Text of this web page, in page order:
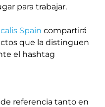
para trabajar.
Spain compartirá
que la distinguen
el hashtag
referencia tanto en